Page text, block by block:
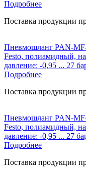
Подробнее
Поставка продукции
Пневмошланг PAN-
Festo, полиамидный,
давление: -0,95 ... 27
Подробнее
Поставка продукции
Пневмошланг PAN-
Festo, полиамидный,
давление: -0,95 ... 27
Подробнее
Поставка продукции